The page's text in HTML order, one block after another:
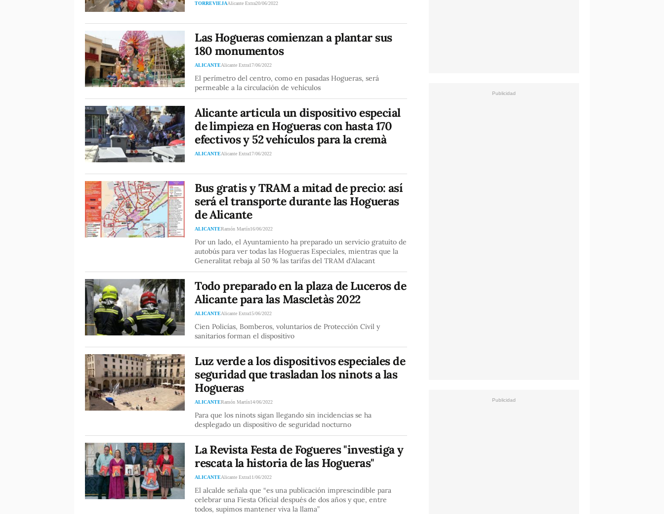
TORREVIEJAAlicante Extra20/06/2022
Las Hogueras comienzan a plantar sus
180 monumentos
ALICANTEAlicante Extra17/06/2022
El perímetro del centro, como en pasadas Hogueras, será
permeable a la circulación de vehículos
Alicante articula un dispositivo especial
de limpieza en Hogueras con hasta 170
efectivos y 52 vehículos para la cremà
ALICANTEAlicante Extra17/06/2022
Bus gratis y TRAM a mitad de precio: así
será el transporte durante las Hogueras
de Alicante
ALICANTERamón Martín16/06/2022
Por un lado, el Ayuntamiento ha preparado un servicio gratuito de
autobús para ver todas las Hogueras Especiales, mientras que la
Generalitat rebaja al 50 % las tarifas del TRAM d'Alacant
Todo preparado en la plaza de Luceros de
Alicante para las Mascletàs 2022
ALICANTEAlicante Extra15/06/2022
Cien Policías, Bomberos, voluntarios de Protección Civil y
sanitarios forman el dispositivo
Luz verde a los dispositivos especiales de
seguridad que trasladan los ninots a las
Hogueras
ALICANTERamón Martín14/06/2022
Para que los ninots sigan llegando sin incidencias se ha
desplegado un dispositivo de seguridad nocturno
La Revista Festa de Fogueres "investiga y
rescata la historia de las Hogueras"
ALICANTEAlicante Extra11/06/2022
El alcalde señala que “es una publicación imprescindible para
celebrar una Fiesta Oficial después de dos años y que, entre
todos, supimos mantener viva la llama”